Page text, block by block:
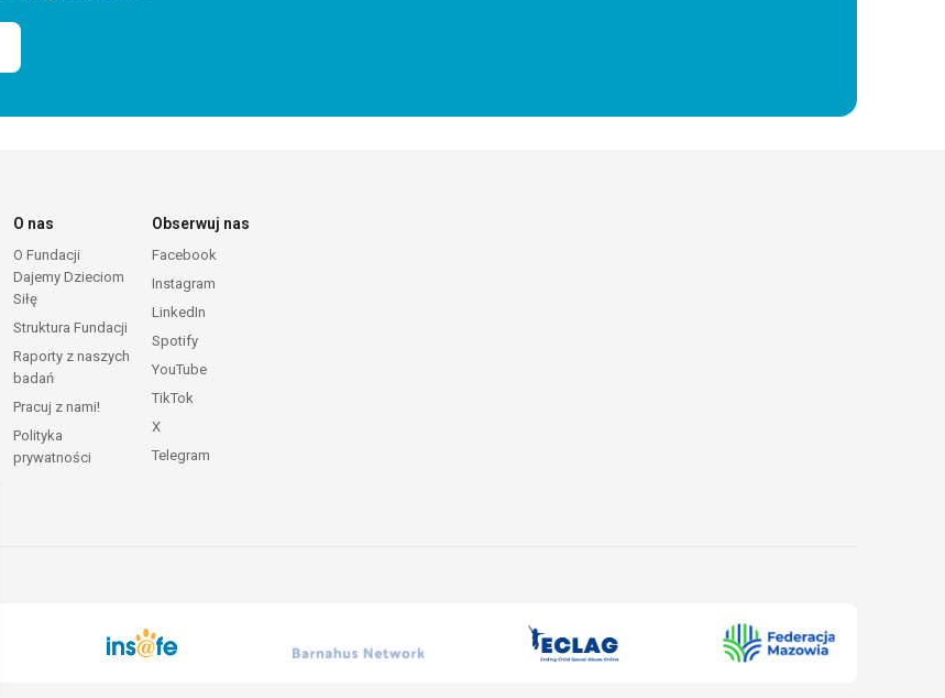
O nas
O Fundacji
Dajemy Dzieciom
Siłę
Struktura Fundacji
Raporty z naszych
badań
Pracuj z nami!
Polityka
prywatności
Obserwuj nas
Facebook
Instagram
LinkedIn
Spotify
YouTube
TikTok
X
Telegram